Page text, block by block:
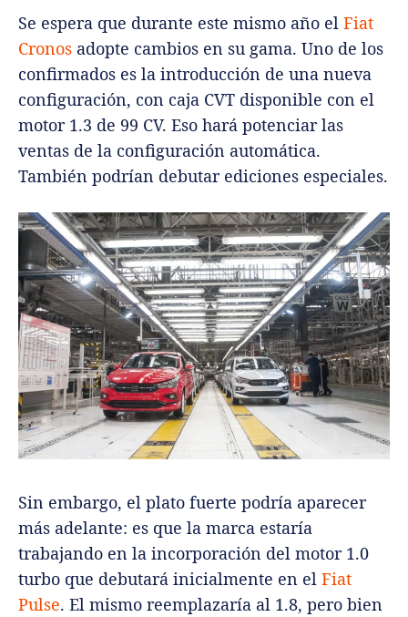
Se espera que durante este mismo año el Fiat
Cronos adopte cambios en su gama. Uno de los
confirmados es la introducción de una nueva
configuración, con caja CVT disponible con el
motor 1.3 de 99 CV. Eso hará potenciar las
ventas de la configuración automática.
También podrían debutar ediciones especiales.
Sin embargo, el plato fuerte podría aparecer
más adelante: es que la marca estaría
trabajando en la incorporación del motor 1.0
turbo que debutará inicialmente en el Fiat
Pulse. El mismo reemplazaría al 1.8, pero bien